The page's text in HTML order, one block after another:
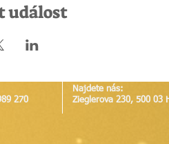
událost
270
Najdete nás:
Zieglerova 230, 500 03